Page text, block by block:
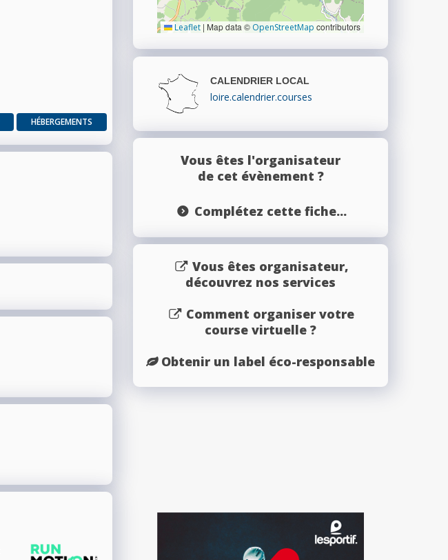
HÉBERGEMENTS
Leaflet | Map data © OpenStreetMap contributors
CALENDRIER LOCAL
loire.calendrier.courses
Vous êtes l'organisateur
de cet évènement ?
Complétez cette fiche...
Vous êtes organisateur,
découvrez nos services
Comment organiser votre
course virtuelle ?
Obtenir un label éco-responsable